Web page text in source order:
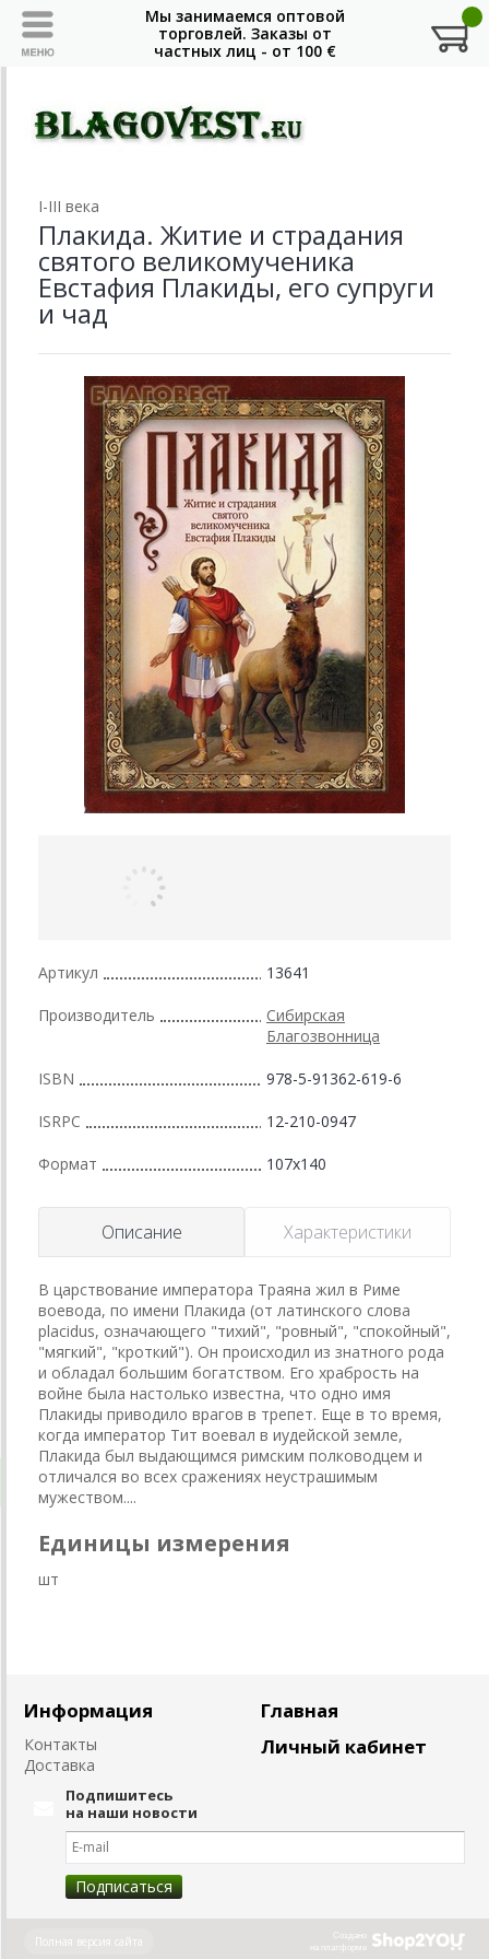
I-III века
Плакида. Житие и страдания
святого великомученика
Евстафия Плакиды, его супруги
и чад
Артикул 13641
Производитель
Сибирская
Благозвонница
ISBN 978-5-91362-619-6
ISRPC 12-210-0947
Формат 107x140
Описание Характеристики
В царствование императора Траяна жил в Риме
воевода, по имени Плакида (от латинского слова
placidus, означающего "тихий", "ровный", "спокойный",
"мягкий", "кроткий"). Он происходил из знатного рода
и обладал большим богатством. Его храбрость на
войне была настолько известна, что одно имя
Плакиды приводило врагов в трепет. Еще в то время,
когда император Тит воевал в иудейской земле,
Плакида был выдающимся римским полководцем и
отличался во всех сражениях неустрашимым
мужеством....
Единицы измерения
шт
Информация
Контакты
Доставка
Главная
Личный кабинет
Подпишитесь
на наши новости
Создано
на платформе
Полная версия сайта